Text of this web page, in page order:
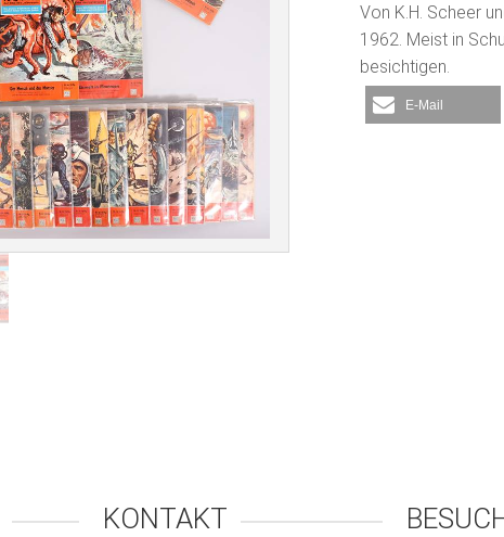
Von K.H. Scheer
1962. Meist in
besichtigen.
E-Mail
KONTAKT